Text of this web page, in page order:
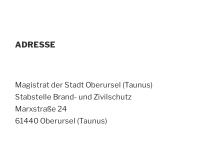
ADRESSE
Magistrat der Stadt Oberursel (Taunus)
Stabstelle Brand- und Zivilschutz
Marxstraße 24
61440 Oberursel (Taunus)